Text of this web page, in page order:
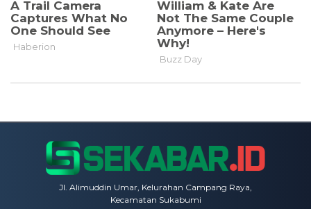
Jl. Alimuddin Umar, Kelurahan Campang Raya,
Kecamatan Sukabumi